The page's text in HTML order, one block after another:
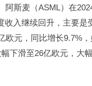
斯麦（ASML）在
入继续回升，主要是
欧元，同比增长9.7%
下滑至26亿欧元，大